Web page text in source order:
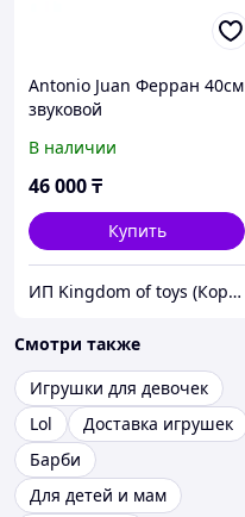
Antonio Juan Ферран 40см
звуковой
В наличии
46 000₸
Купить
ИП Kingdom of toys (Королевство игрушек)
Смотри также
Игрушки для девочек
Lol
Доставка игрушек
Барби
Для детей и мам